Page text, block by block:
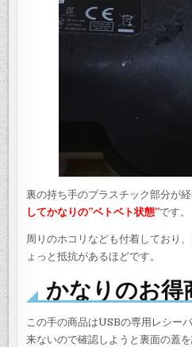
裏の持ち手のプラスチック部分が
してかなりの”ベトベト状態”です。
周りのホコリなども付着しており
ょっと抵抗があるほどです。
かなりのお得
この手の商品はUSBの専用レシー
来ないので確認しようと裏面の蓋